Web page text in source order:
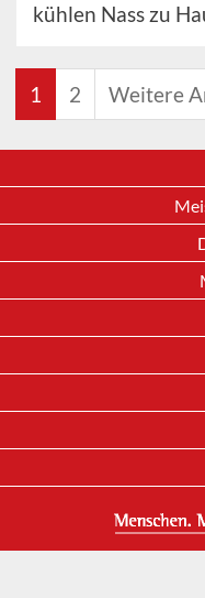
kühlen Nass zu
1 2 Weitere